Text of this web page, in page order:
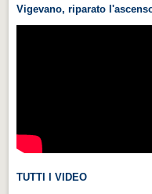
Videonews
CHI SIAMO
CITTÀ
Vigevano, riparato
TUTTI I VIDEO